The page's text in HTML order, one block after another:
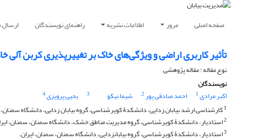
صفحه اصلی مرور اطلاعات نشریه راهنمای نویسندگان ارسال
تأثیر کاربری‌ اراضی و ویژگی‌های خاک بر تغییرپذیری کربن آلی
نوع مقاله : مقاله پژوهشی
نویسندگان
اکبر مرادی1 احمد صادقی پور2 شیما نیکو 3 یحیی پرویزی4
1کارشناسی ارشد بیابان زدایی، دانشکدۀ کویرشناسی، گروه بیابان زدایی، دانشگاه
2استادیار، دانشکدۀ کویرشناسی، گروه مدیریت مناطق خشک، دانشگاه سمنان، سمنان،
3استادیار، دانشکدۀ کویرشناسی، گروه بیابانزدایی، دانشگاه سمنان، سمنان، ایران.